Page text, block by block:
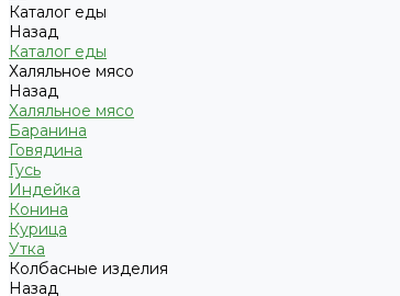
Каталог еды
Назад
Каталог еды
Халяльное мясо
Назад
Халяльное мясо
Баранина
Говядина
Гусь
Индейка
Конина
Курица
Утка
Колбасные изделия
Назад